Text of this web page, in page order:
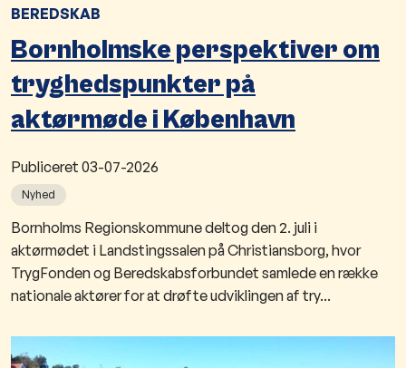
BEREDSKAB
Bornholmske perspektiver om
tryghedspunkter på
aktørmøde i København
Publiceret 03-07-2026
Nyhed
Bornholms Regionskommune deltog den 2. juli i
aktørmødet i Landstingssalen på Christiansborg, hvor
TrygFonden og Beredskabsforbundet samlede en række
nationale aktører for at drøfte udviklingen af try...